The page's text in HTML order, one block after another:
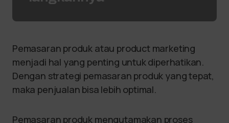
Pemasaran produk atau product marketing
menjadi hal yang penting untuk diperhatikan.
Dengan strategi pemasaran produk yang tepat,
maka penjualan bisa lebih optimal.
Pemasaran produk mengutamakan proses